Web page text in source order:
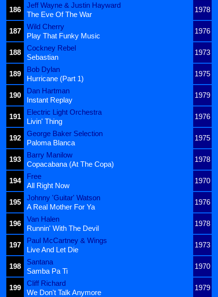
186
Jeff Wayne & Justin Hayward
1978
The Eve Of The War
187
Wild Cherry
1976
Play That Funky Music
188
Cockney Rebel
1973
Sebastian
189
Bob Dylan
1975
Hurricane (Part 1)
190
Dan Hartman
1979
Instant Replay
191
Electric Light Orchestra
1976
Livin' Thing
192
George Baker Selection
1975
Paloma Blanca
193
Barry Manilow
1978
Copacabana (At The Copa)
194
Free
1970
All Right Now
195
Johnny 'Guitar' Watson
1976
A Real Mother For Ya
196
Van Halen
1978
Runnin' With The Devil
197
Paul McCartney & Wings
1973
Live And Let Die
198
Santana
1970
Samba Pa Ti
199
Cliff Richard
1979
We Don't Talk Anymore